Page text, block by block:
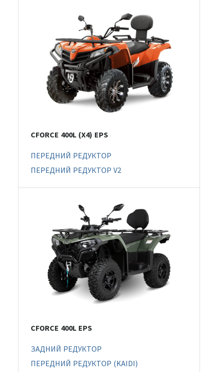
CFORCE 400L (X4) EPS
ПЕРЕДНИЙ РЕДУКТОР
ПЕРЕДНИЙ РЕДУКТОР V2
CFORCE 400L EPS
ЗАДНИЙ РЕДУКТОР
ПЕРЕДНИЙ РЕДУКТОР (KAIDI)